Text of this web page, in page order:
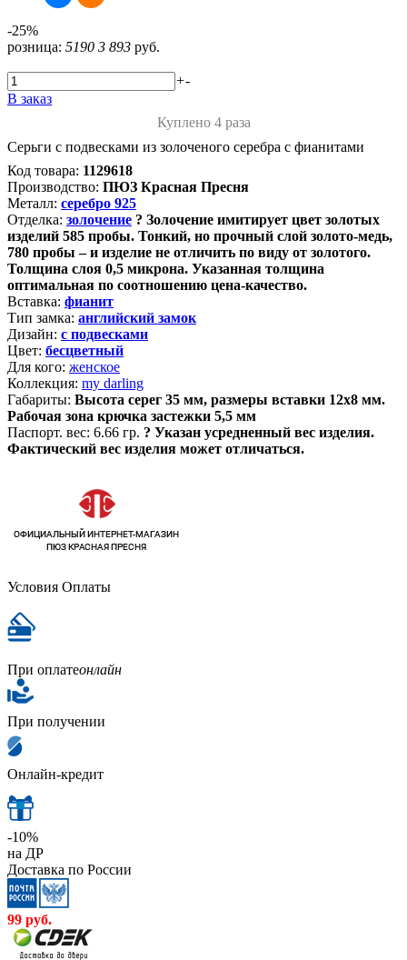
-25%
розница: 5190 3 893 руб.
+-
В заказ
Куплено 4 раза
Серьги с подвесками из золоченого серебра с фианитами
Код товара: 1129618
Производство: ПЮЗ Красная Пресня
Металл: серебро 925
Отделка: золочение ? Золочение имитирует цвет золотых
изделий 585 пробы. Тонкий, но прочный слой золото-медь,
780 пробы – и изделие не отличить по виду от золотого.
Толщина слоя 0,5 микрона. Указанная толщина
оптимальная по соотношению цена-качество.
Вставка: фианит
Тип замка: английский замок
Дизайн: с подвесками
Цвет: бесцветный
Для кого: женское
Коллекция: my darling
Габариты: Высота серег 35 мм, размеры вставки 12х8 мм.
Рабочая зона крючка застежки 5,5 мм
Паспорт. вес: 6.66 гр. ? Указан усредненный вес изделия.
Фактический вес изделия может отличаться.
Условия Оплаты
При оплатеонлайн
При получении
Онлайн-кредит
-10%
на ДР
Доставка по России
99 руб.